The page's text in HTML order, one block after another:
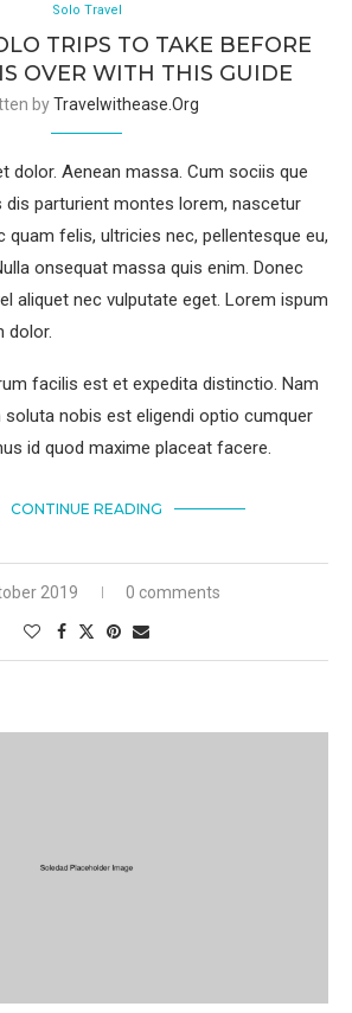
Solo Travel
TRIPS TO TAKE BEFORE
OVER WITH THIS GUIDE
byTravelwithease.org
dolor. Aenean massa. Cum sociis que
dis parturient montes lorem, nascetur
quam felis, ultricies nec, pellentesque eu,
onsequat massa quis enim. Donec
aliquet nec vulputate eget. Lorem ispum
dolor.
facilis est et expedita distinctio. Nam
nobis est eligendi optio cumquer
id quod maxime placeat facere.
CONTINUE READING
2019 0 comments